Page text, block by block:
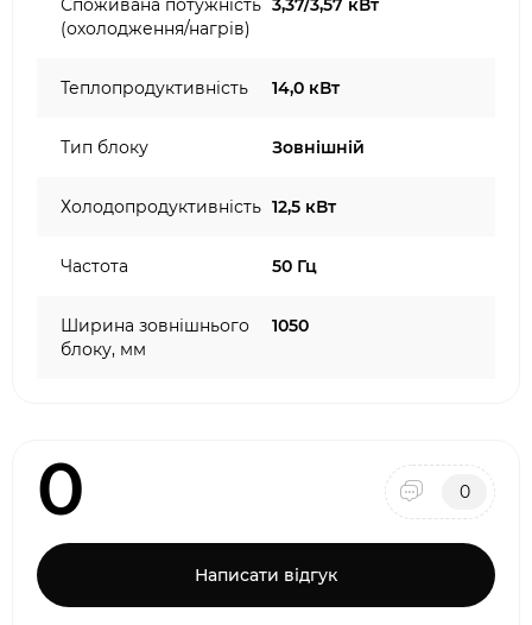
Споживана потужність
(охолодження/нагрів)
3,37/3,57 кВт
Теплопродуктивність 14,0 кВт
Тип блоку Зовнішній
Холодопродуктивність 12,5 кВт
Частота 50 Гц
Ширина зовнішнього
блоку, мм
1050
0 0
Написати відгук